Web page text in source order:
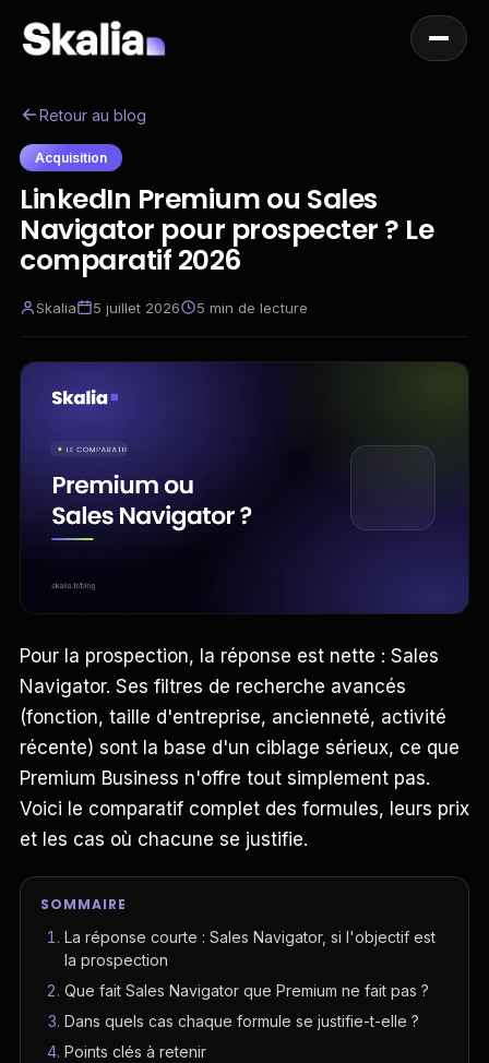
Retour au blog
Acquisition
LinkedIn Premium ou Sales
Navigator pour prospecter ? Le
comparatif 2026
Skalia 5 juillet 2026 5 min de lecture
Pour la prospection, la réponse est nette : Sales
Navigator. Ses filtres de recherche avancés
(fonction, taille d'entreprise, ancienneté, activité
récente) sont la base d'un ciblage sérieux, ce que
Premium Business n'offre tout simplement pas.
Voici le comparatif complet des formules, leurs prix
et les cas où chacune se justifie.
SOMMAIRE
La réponse courte : Sales Navigator, si l'objectif est
la prospection
Que fait Sales Navigator que Premium ne fait pas ?
Dans quels cas chaque formule se justifie-t-elle ?
Points clés à retenir